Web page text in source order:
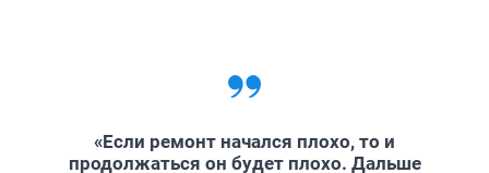
«Если ремонт начался плохо, то и
продолжаться он будет плохо. Дальше